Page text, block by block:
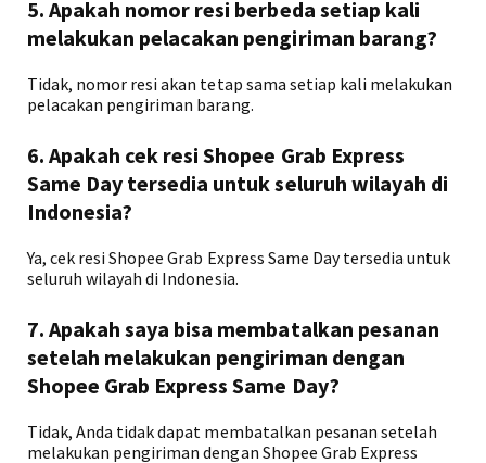
5. Apakah nomor resi berbeda setiap kali
melakukan pelacakan pengiriman barang?
Tidak, nomor resi akan tetap sama setiap kali melakukan
pelacakan pengiriman barang.
6. Apakah cek resi Shopee Grab Express
Same Day tersedia untuk seluruh wilayah di
Indonesia?
Ya, cek resi Shopee Grab Express Same Day tersedia untuk
seluruh wilayah di Indonesia.
7. Apakah saya bisa membatalkan pesanan
setelah melakukan pengiriman dengan
Shopee Grab Express Same Day?
Tidak, Anda tidak dapat membatalkan pesanan setelah
melakukan pengiriman dengan Shopee Grab Express